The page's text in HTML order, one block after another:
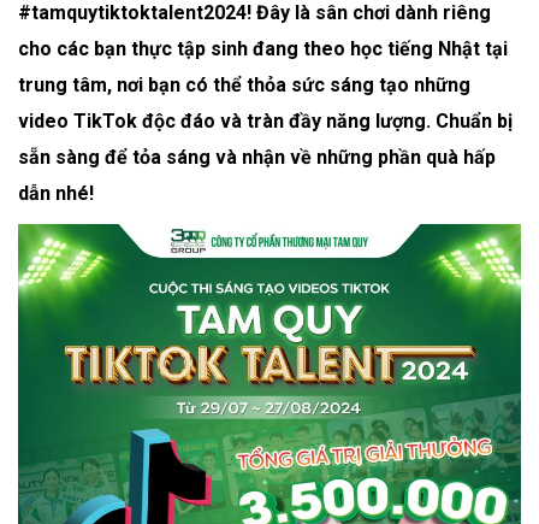
#tamquytiktoktalent2024! Đây là sân chơi dành riêng
cho các bạn thực tập sinh đang theo học tiếng Nhật tại
trung tâm, nơi bạn có thể thỏa sức sáng tạo những
video TikTok độc đáo và tràn đầy năng lượng. Chuẩn bị
sẵn sàng để tỏa sáng và nhận về những phần quà hấp
dẫn nhé!